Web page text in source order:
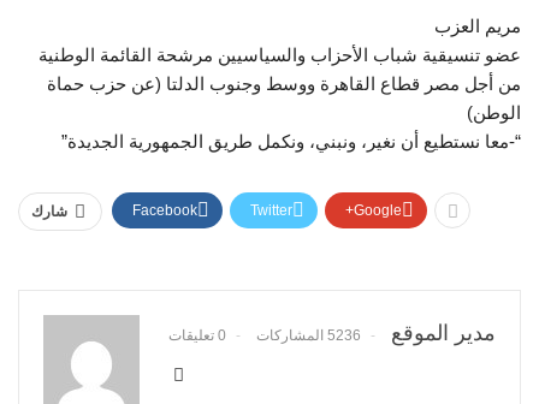
مريم العزب
عضو تنسيقية شباب الأحزاب والسياسيين مرشحة القائمة الوطنية
من أجل مصر قطاع القاهرة ووسط وجنوب الدلتا (عن حزب حماة
الوطن)
“-معا نستطيع أن نغير، ونبني، ونكمل طريق الجمهورية الجديدة”
شارك Facebook Twitter Google+
مدير الموقع 5236 المشاركات 0 تعليقات